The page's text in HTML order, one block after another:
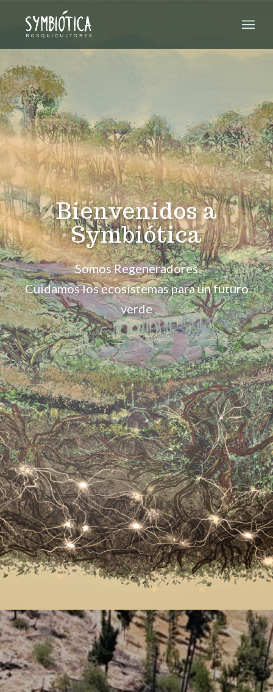
Bienvenidos a
Symbiótica
Somos Regeneradores
Cuidamos los ecosistemas para un futuro
verde